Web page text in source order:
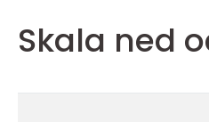
Skala ned